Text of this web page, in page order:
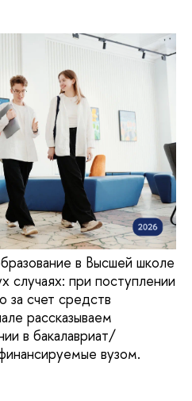
в Высшей школе
случаях: при поступлении
счет средств
рассказываем
в бакалавриат/
вузом.